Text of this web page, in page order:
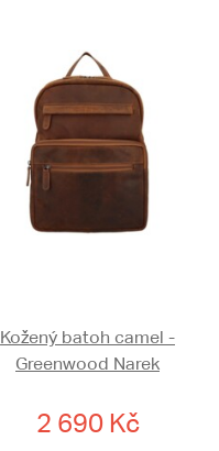
Kožený batoh camel -
Greenwood Narek
2 690 Kč